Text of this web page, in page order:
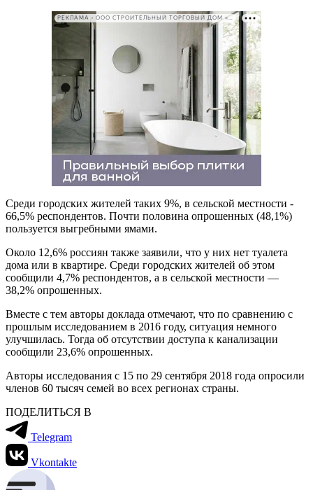
РЕКЛАМА • ООО СТРОИТЕЛЬНЫЙ ТОРГОВЫЙ ДОМ «ПЕТРОВИЧ». ИНН: 7802348846
Среди городских жителей таких 9%, в сельской местности -
66,5% респондентов. Почти половина опрошенных (48,1%)
пользуется выгребными ямами.
Около 12,6% россиян также заявили, что у них нет туалета
дома или в квартире. Среди городских жителей об этом
сообщили 4,7% респондентов, а в сельской местности —
38,2% опрошенных.
Вместе с тем авторы доклада отмечают, что по сравнению с
прошлым исследованием в 2016 году, ситуация немного
улучшилась. Тогда об отсутствии доступа к канализации
сообщили 23,6% опрошенных.
Авторы исследования с 15 по 29 сентября 2018 года опросили
членов 60 тысяч семей во всех регионах​ страны.
ПОДЕЛИТЬСЯ В
Telegram
Vkontakte